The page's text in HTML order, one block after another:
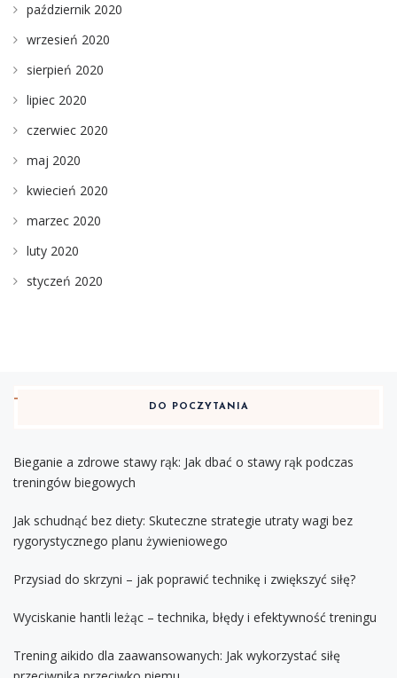
październik 2020
wrzesień 2020
sierpień 2020
lipiec 2020
czerwiec 2020
maj 2020
kwiecień 2020
marzec 2020
luty 2020
styczeń 2020
DO POCZYTANIA
Bieganie a zdrowe stawy rąk: Jak dbać o stawy rąk podczas
treningów biegowych
Jak schudnąć bez diety: Skuteczne strategie utraty wagi bez
rygorystycznego planu żywieniowego
Przysiad do skrzyni – jak poprawić technikę i zwiększyć siłę?
Wyciskanie hantli leżąc – technika, błędy i efektywność treningu
Trening aikido dla zaawansowanych: Jak wykorzystać siłę